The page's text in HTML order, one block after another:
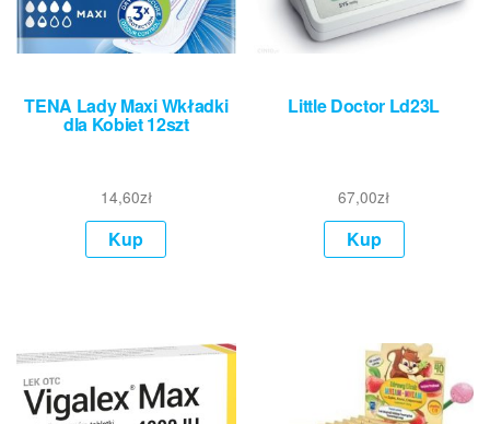
TENA Lady Maxi Wkładki
dla Kobiet 12szt
14,60zł
Kup
Little Doctor Ld23L
67,00zł
Kup